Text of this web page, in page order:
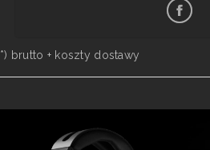
*) brutto + koszty dostawy